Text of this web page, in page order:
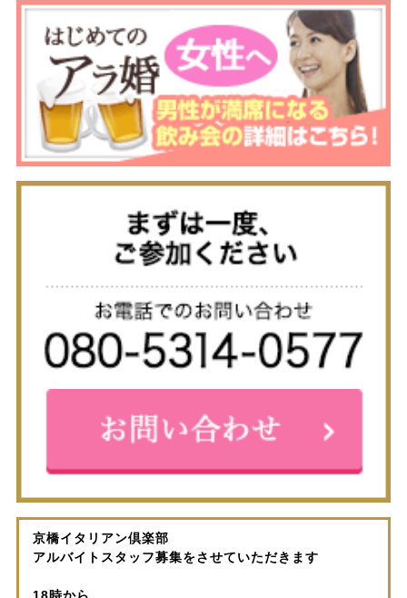
京橋イタリアン倶楽部
アルバイトスタッフ募集をさせていただきます